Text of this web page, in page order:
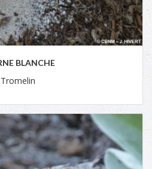
BLANCHE
Tromelin